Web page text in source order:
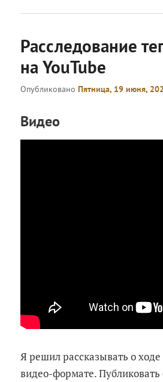
Расследование
на YouTube
ОпубликованоПятница, 19 июня,
Видео
Я решил рассказывать о
видео-формате.